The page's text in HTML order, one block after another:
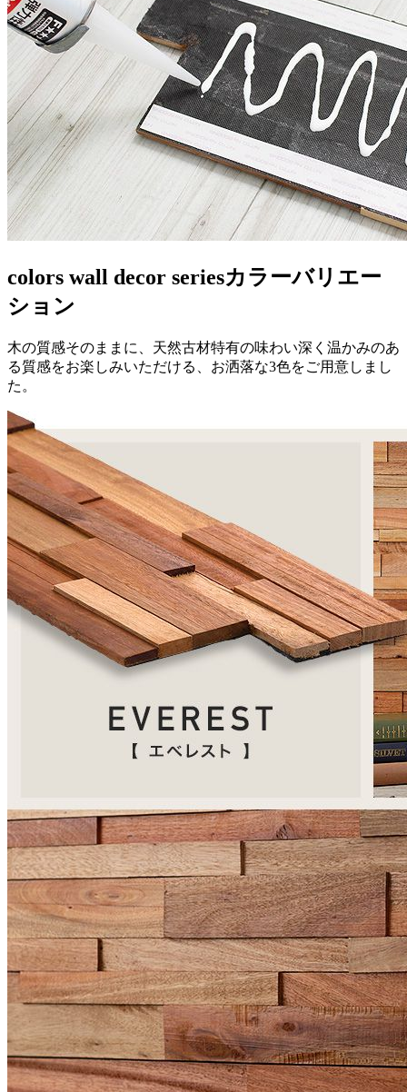
colors wall decor seriesカラーバリエー
ション
木の質感そのままに、天然古材特有の味わい深く温かみのあ
る質感をお楽しみいただける、お洒落な3色をご用意しまし
た。